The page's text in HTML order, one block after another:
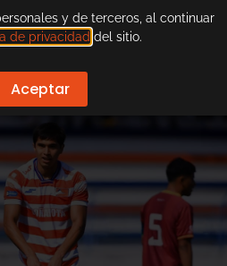
y de terceros, al continuar
de privacidad del sitio.
Aceptar